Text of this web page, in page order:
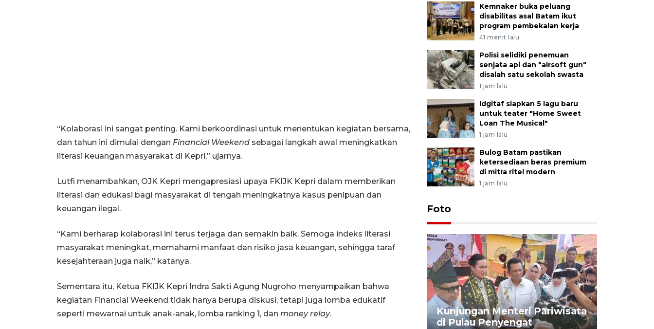
“Kolaborasi ini sangat penting. Kami berkoordinasi untuk menentukan kegiatan bersama,
dan tahun ini dimulai dengan Financial Weekend sebagai langkah awal meningkatkan
literasi keuangan masyarakat di Kepri,” ujarnya.
Lutfi menambahkan, OJK Kepri mengapresiasi upaya FKIJK Kepri dalam memberikan
literasi dan edukasi bagi masyarakat di tengah meningkatnya kasus penipuan dan
keuangan ilegal.
“Kami berharap kolaborasi ini terus terjaga dan semakin baik. Semoga indeks literasi
masyarakat meningkat, memahami manfaat dan risiko jasa keuangan, sehingga taraf
kesejahteraan juga naik,” katanya.
Sementara itu, Ketua FKIJK Kepri Indra Sakti Agung Nugroho menyampaikan bahwa
kegiatan Financial Weekend tidak hanya berupa diskusi, tetapi juga lomba edukatif
seperti mewarnai untuk anak-anak, lomba ranking 1, dan money relay.
Kemnaker buka peluang
disabilitas asal Batam ikut
program pembekalan kerja
41 menit lalu
Polisi selidiki penemuan
senjata api dan "airsoft gun"
disalah satu sekolah swasta
1 jam lalu
Idgitaf siapkan 5 lagu baru
untuk teater "Home Sweet
Loan The Musical"
1 jam lalu
Bulog Batam pastikan
ketersediaan beras premium
di mitra ritel modern
1 jam lalu
Foto
Distribusi logistik pemilu
Kunjungan Menteri Pariwisata
di Pulau Penyengat